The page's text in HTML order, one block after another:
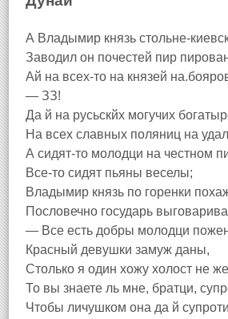
А Владымир князь стольне-
Заводил он почестей пир
Ай на всех-то на князей
— ЗЗ!
Да й на русьскйх могучих
На всех славных поляниц на
А сидят-то молодци на честном
Все-то сидят пьяны веселы;
Владымир князь по горенки
Пословечно государь
— Все есть добры молодци
Красный девушки замуж даны,
Столько я один хожу холост не
То вы знаете ль мне, братци,
Чтобы личушком она да й